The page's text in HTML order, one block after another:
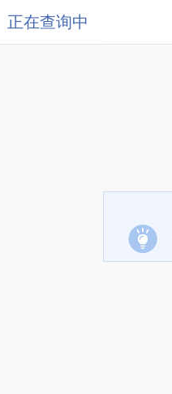
正在查询中